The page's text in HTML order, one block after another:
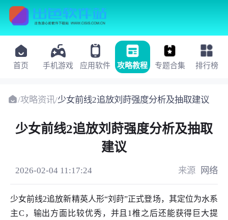
首页 手机游戏 应用软件 攻略教程 专题合集 排行榜
/攻略资讯/少女前线2追放刘莳强度分析及抽取建议
少女前线2追放刘莳强度分析及抽取
建议
2026-02-04 11:17:24 来源 网络
少女前线2追放新精英人形“刘莳”正式登场，其定位为水系
主C，输出方面比较优秀，并且1椎之后还能获得巨大提